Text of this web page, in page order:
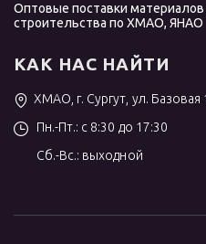
Оптовые поставки
строительства по ХМАО, ЯНАО
КАК НАС НАЙТИ
ХМАО, г. Сургут, ул. Базовая
Пн.-Пт.: с 8:30 до 17:30
Сб.-Вс.: выходной